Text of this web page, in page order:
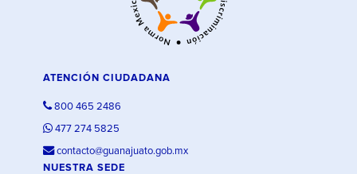
ATENCIÓN CIUDADANA
800 465 2486
477 274 5825
contacto@guanajuato.gob.mx
NUESTRA SEDE